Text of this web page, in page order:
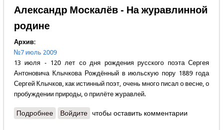
Александр Москалёв - На журавлинной
родине
Архив:
№7 июль 2009
13 июля - 120 лет со дня рождения русского поэта Сергея
Антоновича Клычкова Рождённый в июльскую пору 1889 года
Сергей Клычков, как истинный поэт, очень много писал о весне, о
пробуждении природы, о прилёте журавлей.
Подробнеео Александр Москалёв - На журавлинной родине
Войдите чтобы оставить комментарии